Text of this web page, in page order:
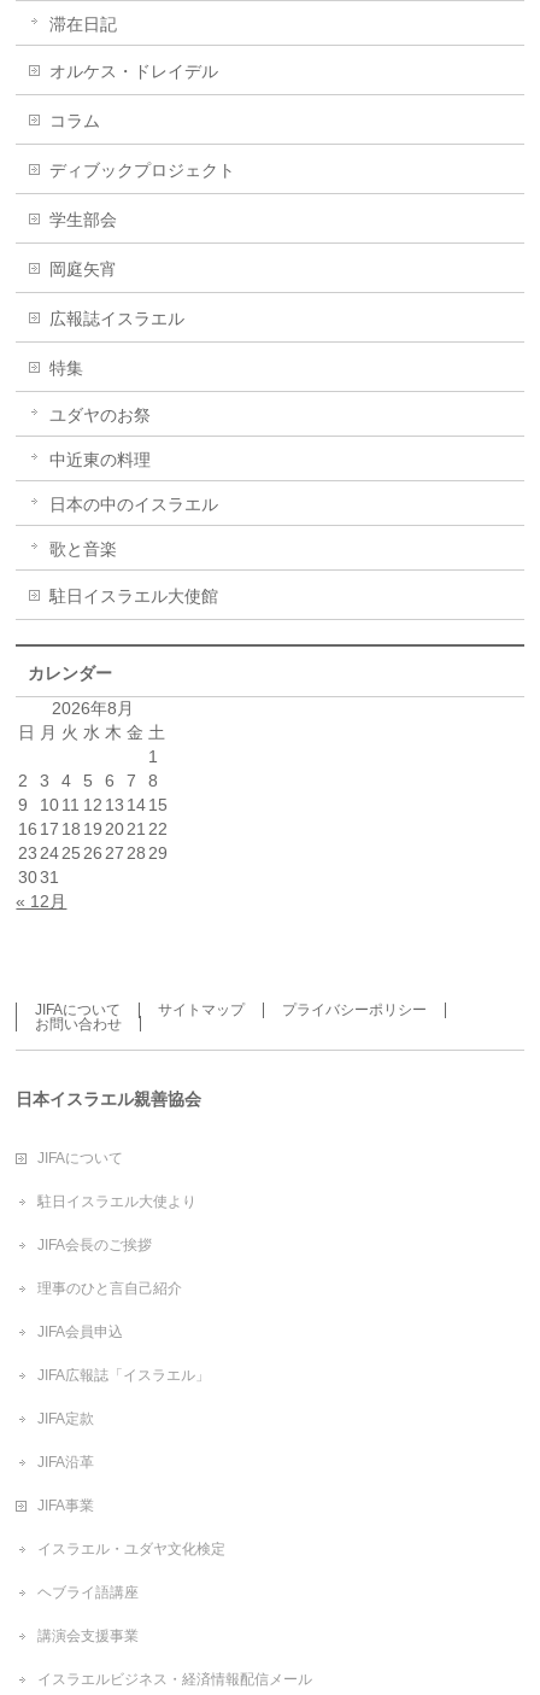
滞在日記
オルケス・ドレイデル
コラム
ディブックプロジェクト
学生部会
岡庭矢宵
広報誌イスラエル
特集
ユダヤのお祭
中近東の料理
日本の中のイスラエル
歌と音楽
駐日イスラエル大使館
カレンダー
2026年8月
日 月 火 水 木 金 土
1
2
3 4 5 6 7
8
9
1011 12 13 1415
16 17 18 19 2021 22
23 2425 26 27 28 29
3031
« 12月
JIFAについて サイトマップ
プライバシーポリシー
お問い合わせ
日本イスラエル親善協会
JIFAについて
駐日イスラエル大使より
JIFA会長のご挨拶
理事のひと言自己紹介
JIFA会員申込
JIFA広報誌「イスラエル」
JIFA定款
JIFA沿革
JIFA事業
イスラエル・ユダヤ文化検定
ヘブライ語講座
講演会支援事業
イスラエルビジネス・経済情報配信メール